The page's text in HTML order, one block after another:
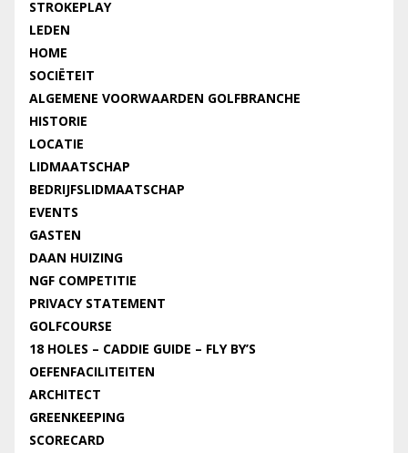
STROKEPLAY
LEDEN
HOME
SOCIËTEIT
ALGEMENE VOORWAARDEN GOLFBRANCHE
HISTORIE
LOCATIE
LIDMAATSCHAP
BEDRIJFSLIDMAATSCHAP
EVENTS
GASTEN
DAAN HUIZING
NGF COMPETITIE
PRIVACY STATEMENT
GOLFCOURSE
18 HOLES – CADDIE GUIDE – FLY BY’S
OEFENFACILITEITEN
ARCHITECT
GREENKEEPING
SCORECARD